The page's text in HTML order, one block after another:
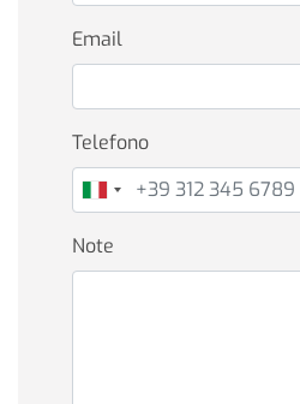
Email
Telefono
Note